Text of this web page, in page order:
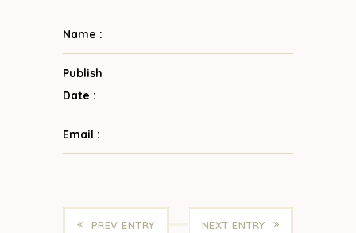
Name :
Publish
Date :
Email :
PREV ENTRY NEXT ENTRY